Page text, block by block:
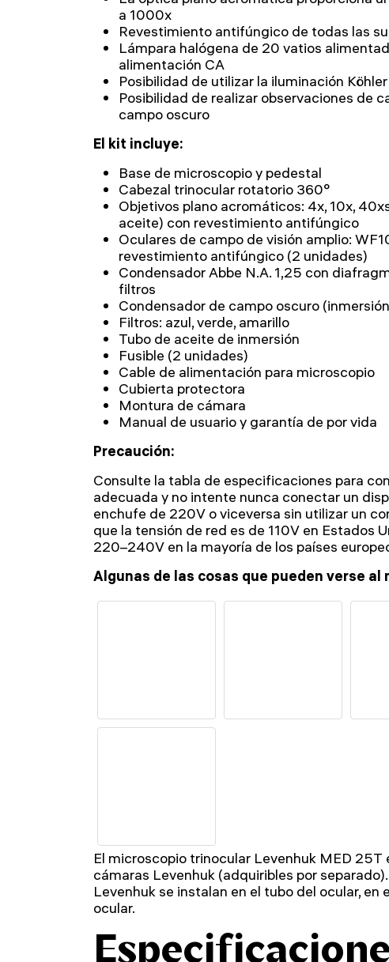
a 1000x
Revestimiento antifúngico de todas las
Lámpara halógena de 20 vatios
alimentación CA
Posibilidad de utilizar la iluminación Köhler
Posibilidad de realizar observaciones de
campo oscuro
El kit incluye:
Base de microscopio y pedestal
Cabezal trinocular rotatorio 360°
Objetivos plano acromáticos: 4x, 10x,
aceite) con revestimiento antifúngico
Oculares de campo de visión amplio:
revestimiento antifúngico (2 unidades)
Condensador Abbe N.A. 1,25 con
filtros
Condensador de campo oscuro
Filtros: azul, verde, amarillo
Tubo de aceite de inmersión
Fusible (2 unidades)
Cable de alimentación para microscopio
Cubierta protectora
Montura de cámara
Manual de usuario y garantía de por vida
Precaución:
Consulte la tabla de especificaciones para
adecuada y no intente nunca conectar un
enchufe de 220V o viceversa sin utilizar un
que la tensión de red es de 110V en Estados
220–240V en la mayoría de los países
Algunas de las cosas que pueden verse al
El microscopio trinocular Levenhuk MED 25T
cámaras Levenhuk (adquiribles por
Levenhuk se instalan en el tubo del ocular, en
ocular.